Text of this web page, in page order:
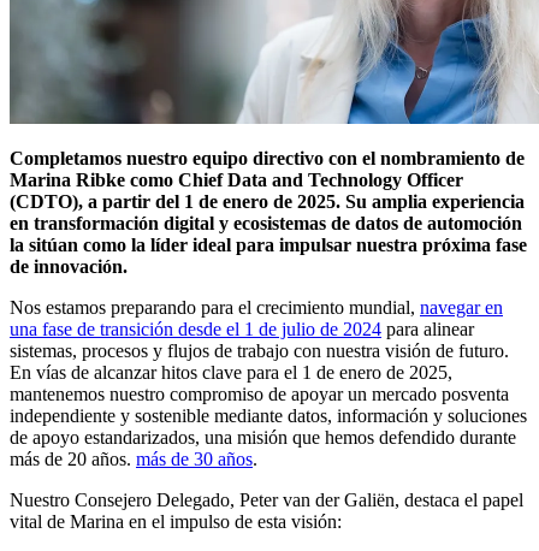
Completamos nuestro equipo directivo con el nombramiento de
Marina Ribke como Chief Data and Technology Officer
(CDTO), a partir del 1 de enero de 2025. Su amplia experiencia
en transformación digital y ecosistemas de datos de automoción
la sitúan como la líder ideal para impulsar nuestra próxima fase
de innovación.
Nos estamos preparando para el crecimiento mundial, navegar en
una fase de transición desde el 1 de julio de 2024 para alinear
sistemas, procesos y flujos de trabajo con nuestra visión de futuro.
En vías de alcanzar hitos clave para el 1 de enero de 2025,
mantenemos nuestro compromiso de apoyar un mercado posventa
independiente y sostenible mediante datos, información y soluciones
de apoyo estandarizados, una misión que hemos defendido durante
más de 20 años. más de 30 años.
Nuestro Consejero Delegado, Peter van der Galiën, destaca el papel
vital de Marina en el impulso de esta visión: